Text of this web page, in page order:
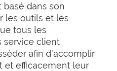
basé dans son
les outils et les
tous les
service client
afin d'accomplir
et efficacement leur